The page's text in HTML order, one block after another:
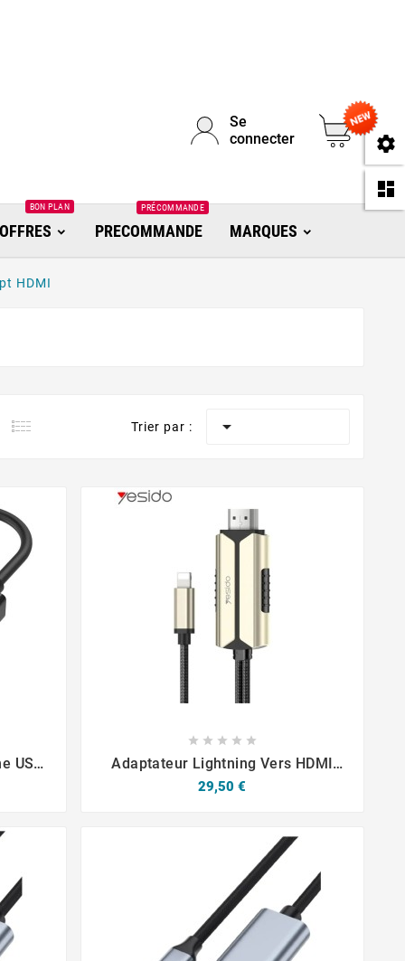
Se
connecter
0
OFFRES
BON PLAN
PRECOMMANDE
PRÉCOMMANDE
MARQUES
HDMI
Trier par : 
USB-
 
    
Adaptateur Lightning Vers HDMI
Yesido HM13 Gold
Prix
29,50 €